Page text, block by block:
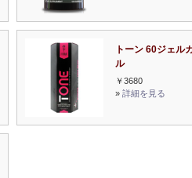
トーン 60ジェル
ル
￥3680
» 詳細を見る